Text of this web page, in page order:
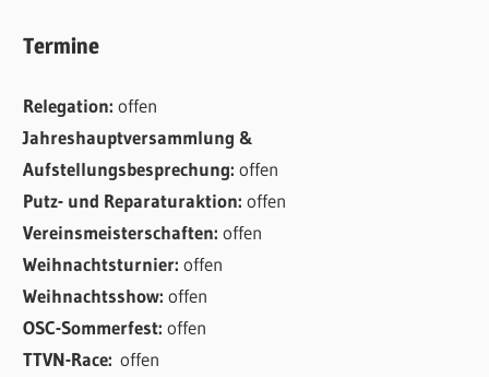
Termine
Relegation:offen
Jahreshauptversammlung &
Aufstellungsbesprechung:offen
Putz- und Reparaturaktion:offen
Vereinsmeisterschaften:offen
Weihnachtsturnier:offen
Weihnachtsshow:offen
OSC-Sommerfest:offen
TTVN-Race:offen